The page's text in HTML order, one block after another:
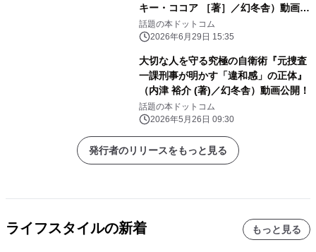
キー・ココア ［著］／幻冬舎）動画公
開！
話題の本ドットコム
2026年6月29日 15:35
大切な人を守る究極の自衛術『元捜査
一課刑事が明かす「違和感」の正体』
（内津 裕介 (著)／幻冬舎）動画公開！
話題の本ドットコム
2026年5月26日 09:30
発行者のリリースをもっと見る
ライフスタイルの新着 もっと見る